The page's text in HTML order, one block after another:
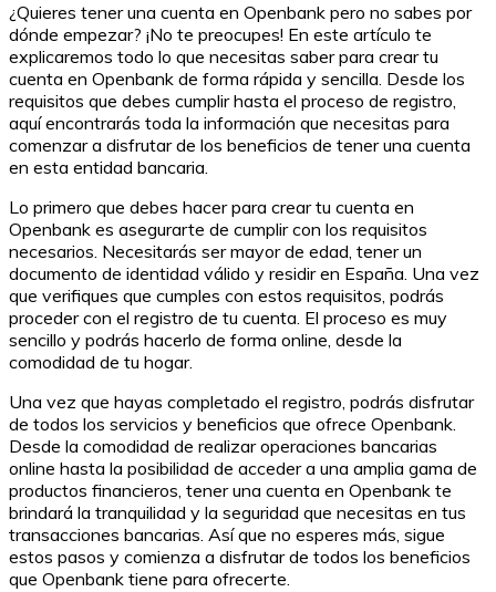
¿Quieres tener una cuenta en Openbank pero no sabes por
dónde empezar? ¡No te preocupes! En este artículo te
explicaremos todo lo que necesitas saber para crear tu
cuenta en Openbank de forma rápida y sencilla. Desde los
requisitos que debes cumplir hasta el proceso de registro,
aquí encontrarás toda la información que necesitas para
comenzar a disfrutar de los beneficios de tener una cuenta
en esta entidad bancaria.
Lo primero que debes hacer para crear tu cuenta en
Openbank es asegurarte de cumplir con los requisitos
necesarios. Necesitarás ser mayor de edad, tener un
documento de identidad válido y residir en España. Una vez
que verifiques que cumples con estos requisitos, podrás
proceder con el registro de tu cuenta. El proceso es muy
sencillo y podrás hacerlo de forma online, desde la
comodidad de tu hogar.
Una vez que hayas completado el registro, podrás disfrutar
de todos los servicios y beneficios que ofrece Openbank.
Desde la comodidad de realizar operaciones bancarias
online hasta la posibilidad de acceder a una amplia gama de
productos financieros, tener una cuenta en Openbank te
brindará la tranquilidad y la seguridad que necesitas en tus
transacciones bancarias. Así que no esperes más, sigue
estos pasos y comienza a disfrutar de todos los beneficios
que Openbank tiene para ofrecerte.